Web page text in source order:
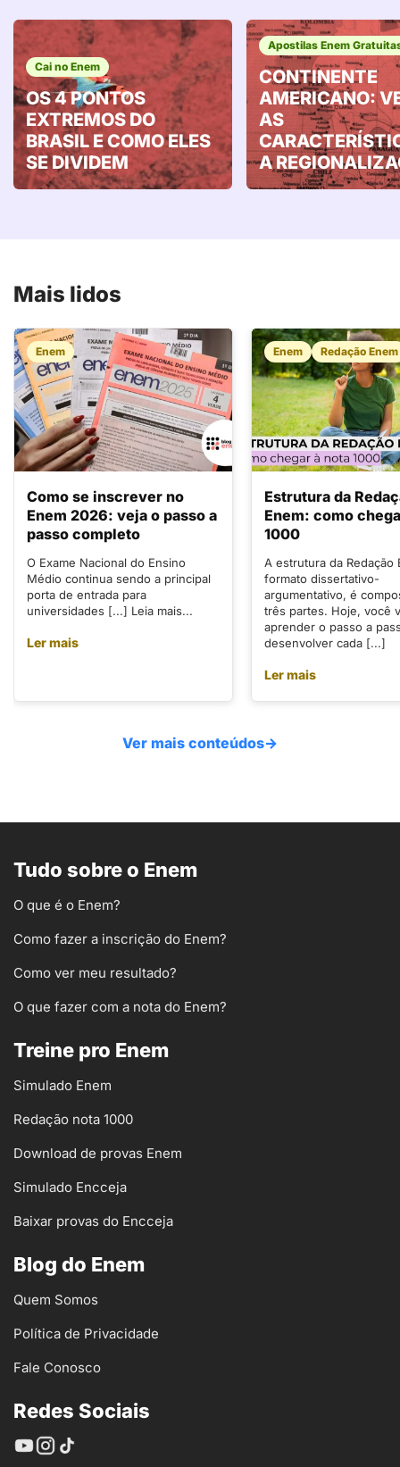
Cai no Enem
OS 4 PONTOS
EXTREMOS DO
BRASIL E COMO ELES
SE DIVIDEM
Apostilas Enem
CONTINENTE
AMERICANO:
AS
A
Mais lidos
Enem
Como se inscrever no
Enem 2026: veja o passo a
passo completo
O Exame Nacional do Ensino
Médio continua sendo a principal
porta de entrada para
universidades [...] Leia mais...
Ler mais
Enem Redação Enem
Estrutura da
Enem: como
1000
A estrutura da Redação
formato dissertativo-
argumentativo, é
três partes. Hoje, você
aprender o passo a
desenvolver cada [...]
Ler mais
Ver mais conteúdos→
Tudo sobre o Enem
O que é o Enem?
Como fazer a inscrição do Enem?
Como ver meu resultado?
O que fazer com a nota do Enem?
Treine pro Enem
Simulado Enem
Redação nota 1000
Download de provas Enem
Simulado Encceja
Baixar provas do Encceja
Blog do Enem
Quem Somos
Política de Privacidade
Fale Conosco
Redes Sociais